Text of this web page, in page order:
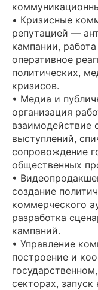
• Кризисные
репутацией —
кампании,
оперативное
политических,
кризисов.
• Медиа и
организация
взаимодействие
выступлений,
сопровождение
общественных
•
создание
коммерческого
разработка
кампаний.
• Управление
построение и
секторах,